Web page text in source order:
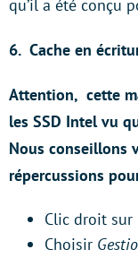
qu’il a été conçu
6. Cache en
Attention, cette
les SSD Intel vu
Nous conseillons
répercussions
Clic droit sur
Choisir